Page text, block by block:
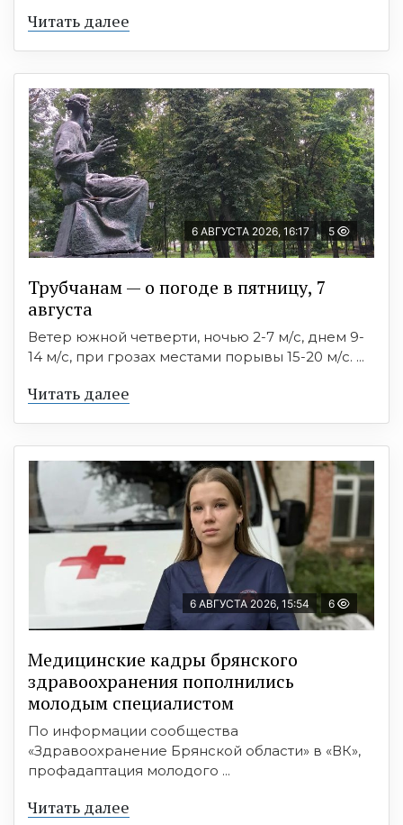
Читать далее
6 АВГУСТА 2026, 16:17 5
Трубчанам — о погоде в пятницу, 7
августа
Ветер южной четверти, ночью 2-7 м/с, днем 9-
14 м/с, при грозах местами порывы 15-20 м/с. ...
Читать далее
6 АВГУСТА 2026, 15:54 6
Медицинские кадры брянского
здравоохранения пополнились
молодым специалистом
По информации сообщества
«Здравоохранение Брянской области» в «ВК»,
профадаптация молодого ...
Читать далее